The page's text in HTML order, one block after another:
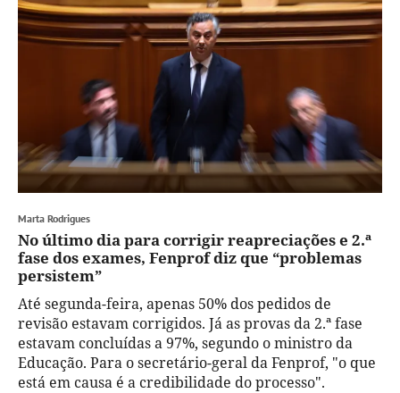
Marta Rodrigues
No último dia para corrigir reapreciações e 2.ª
fase dos exames, Fenprof diz que “problemas
persistem”
Até segunda-feira, apenas 50% dos pedidos de
revisão estavam corrigidos. Já as provas da 2.ª fase
estavam concluídas a 97%, segundo o ministro da
Educação. Para o secretário-geral da Fenprof, "o que
está em causa é a credibilidade do processo".